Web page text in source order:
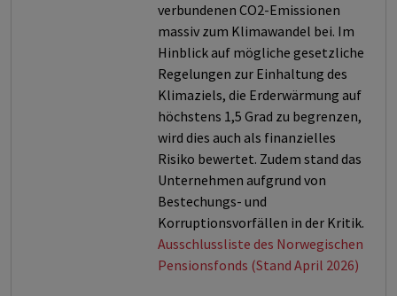
verbundenen CO2-Emissionen
massiv zum Klimawandel bei. Im
Hinblick auf mögliche gesetzliche
Regelungen zur Einhaltung des
Klimaziels, die Erderwärmung auf
höchstens 1,5 Grad zu begrenzen,
wird dies auch als finanzielles
Risiko bewertet. Zudem stand das
Unternehmen aufgrund von
Bestechungs- und
Korruptionsvorfällen in der Kritik.
Ausschlussliste des Norwegischen
Pensionsfonds (Stand April 2026)